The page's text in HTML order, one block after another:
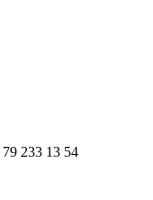
233 13 54